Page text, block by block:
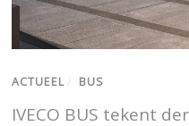
ACTUEEL / BUS
IVECO BUS tekent